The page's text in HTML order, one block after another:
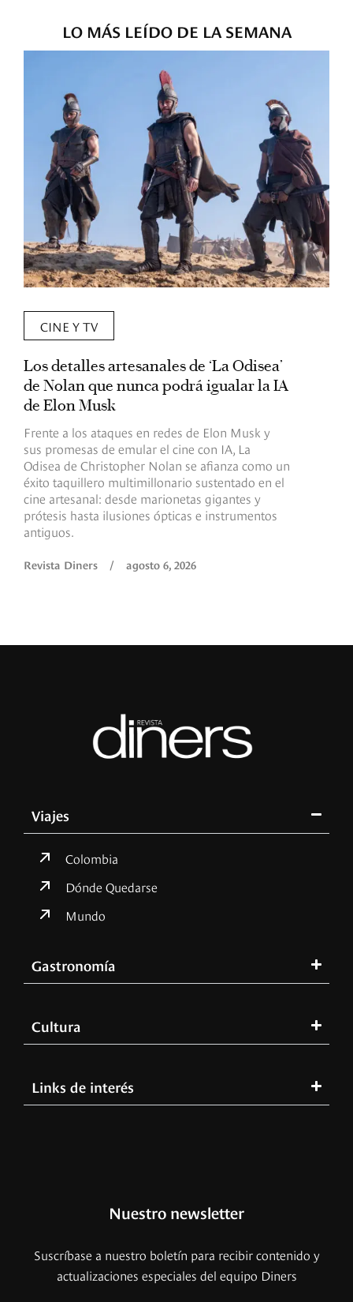
LO MÁS LEÍDO DE LA SEMANA
CINE Y TV
Los detalles artesanales de ‘La Odisea’
de Nolan que nunca podrá igualar la IA
de Elon Musk
Frente a los ataques en redes de Elon Musk y
sus promesas de emular el cine con IA, La
Odisea de Christopher Nolan se afianza como un
éxito taquillero multimillonario sustentado en el
cine artesanal: desde marionetas gigantes y
prótesis hasta ilusiones ópticas e instrumentos
antiguos.
Revista Diners / agosto 6, 2026
Viajes
Colombia
Dónde Quedarse
Mundo
Gastronomía
Cultura
Links de interés
Nuestro newsletter
Suscríbase a nuestro boletín para recibir contenido y
actualizaciones especiales del equipo Diners